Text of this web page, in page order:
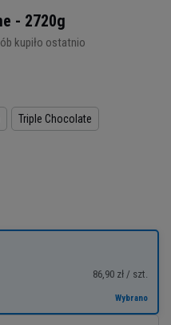
- 2720g
kupiło ostatnio
Triple Chocolate
86,90 zł / szt.
Wybrano